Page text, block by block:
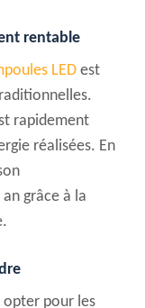
rentable
LED est
rapidement
réalisées. En
grâce à la
opter pour les